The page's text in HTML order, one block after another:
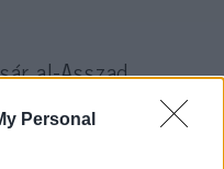
Personal
al-Asszad
az iráni katonai